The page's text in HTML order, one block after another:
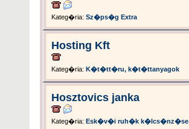
Kateg�ria: Sz�ps�g Extra
Hosting Kft
Kateg�ria: K�t�tt�ru, k�t�ttanyagok
Hosztovics janka
Kateg�ria: Esk�v�i ruh�k